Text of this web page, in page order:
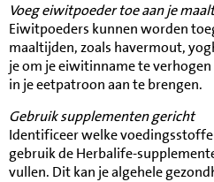
Voeg eiwitpoeder toe aan je
Eiwitpoeders kunnen worden
maaltijden, zoals havermout,
je om je eiwitinname te
in je eetpatroon aan te brengen.
Gebruik supplementen gericht
Identificeer welke
gebruik de Herbalife-
vullen. Dit kan je algehele